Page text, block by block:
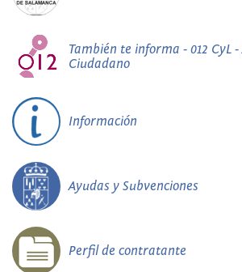
También te informa - 012 CyL
Ciudadano
Información
Ayudas y Subvenciones
Perfil de contratante